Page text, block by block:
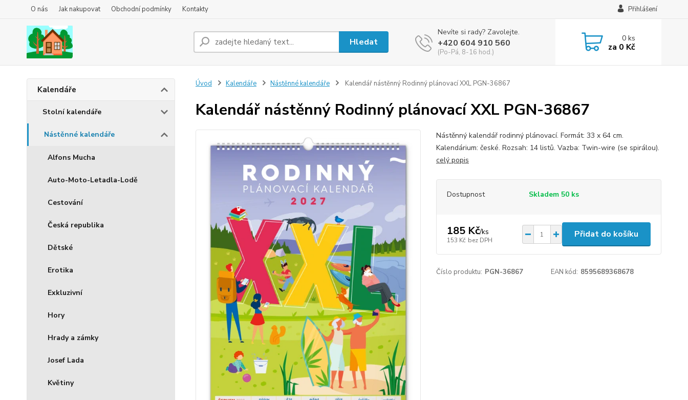
O nás Jak nakupovat Obchodní podmínky Kontakty Přihlášení
Hledat
Nevíte si rady? Zavolejte.
+420 604 910 560
(Po-Pá, 8-16 hod.)
0ks
za 0 Kč
Kalendáře
Stolní kalendáře
Nástěnné kalendáře
Alfons Mucha
Auto-Moto-Letadla-Lodě
Cestování
Česká republika
Dětské
Erotika
Exkluzivní
Hory
Hrady a zámky
Josef Lada
Květiny
Úvod Kalendáře Nástěnné kalendáře Kalendář nástěnný Rodinný plánovací XXL PGN-36867
Kalendář nástěnný Rodinný plánovací XXL PGN-36867
Nástěnný kalendář rodinný plánovací. Formát: 33 x 64 cm.
Kalendárium: české. Rozsah: 14 listů. Vazba: Twin-wire (se spirálou).
celý popis
Dostupnost Skladem 50 ks
185 Kč/ks
153 Kč bez DPH
Přidat do košíku
Číslo produktu: PGN-36867 EAN kód: 8595689368678